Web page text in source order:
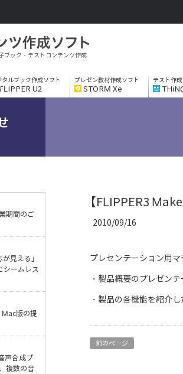
ブック・テストコンテンツ作成
タルブック作成ソフト
FLIPPER U2
プレゼン教材作成ソフト
STORM Xe
テスト作
【FLIPPER3
2010/09/16
プレセンテーション用
・製品概要のプレゼン
・製品の各機能を紹介
前のページ
期間のご
見える」
シームレス
Mac版の提
声合成プ
複数の音